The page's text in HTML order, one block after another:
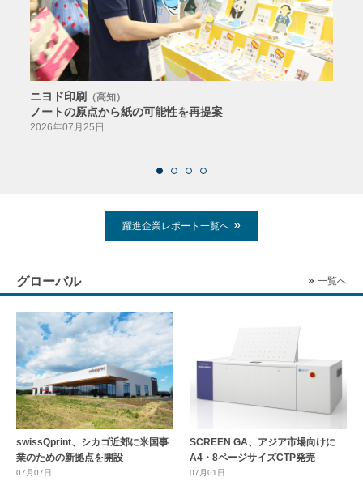
ニヨド印刷 （高知）
ノートの原点から紙の可能性を再提案
2026年07月25日
躍進企業レポート一覧へ
グローバル 一覧へ
swissQprint、シカゴ近郊に⽶国事
業のための新拠点を開設
07月07日
SCREEN GA、アジア市場向けに
A4・8ページサイズCTP発売
07月01日